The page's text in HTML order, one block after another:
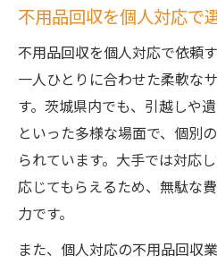
不用品回収を賢く頼
不用品回収サービス
個人対応の不用品回
個人対応ならではの安
不用品回収の個人対
茨城県で信頼できる
不用品回収の安心感
不用品回収を個人対応で
不用品回収を個人対応で依頼
一人ひとりに合わせた柔軟な
す。茨城県内でも、引越しや
といった多様な場面で、個別
られています。大手では対応
応じてもらえるため、無駄な
力です。
また、個人対応の不用品回収